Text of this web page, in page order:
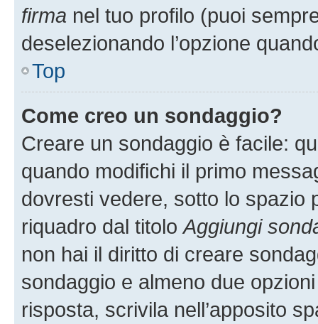
firma nel tuo profilo (puoi
deselezionando l’opzione
Top
Come creo un sondaggio?
Creare un sondaggio è facile:
quando modifichi il primo
dovresti vedere, sotto lo spazio
riquadro dal titoloAggiungi
non hai il diritto di creare
sondaggio e almeno due
risposta, scrivila nell’apposito